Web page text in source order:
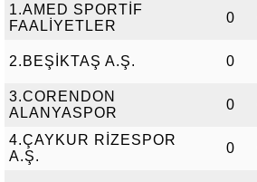
1.AMED SPORTİF
FAALİYETLER
0
2.BEŞİKTAŞ A.Ş. 0
3.CORENDON
ALANYASPOR
0
4.ÇAYKUR RİZESPOR
A.Ş.
0